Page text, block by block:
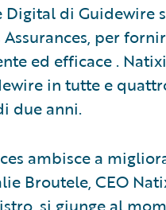
Digital di Guidewire
per
ed efficace .
in tutte e
due anni.
ambisce a
Broutele, CEO
si giunge al